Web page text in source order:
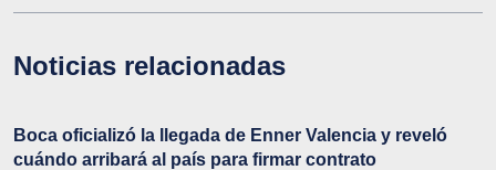
Noticias relacionadas
Boca oficializó la llegada de Enner Valencia y reveló
cuándo arribará al país para firmar contrato